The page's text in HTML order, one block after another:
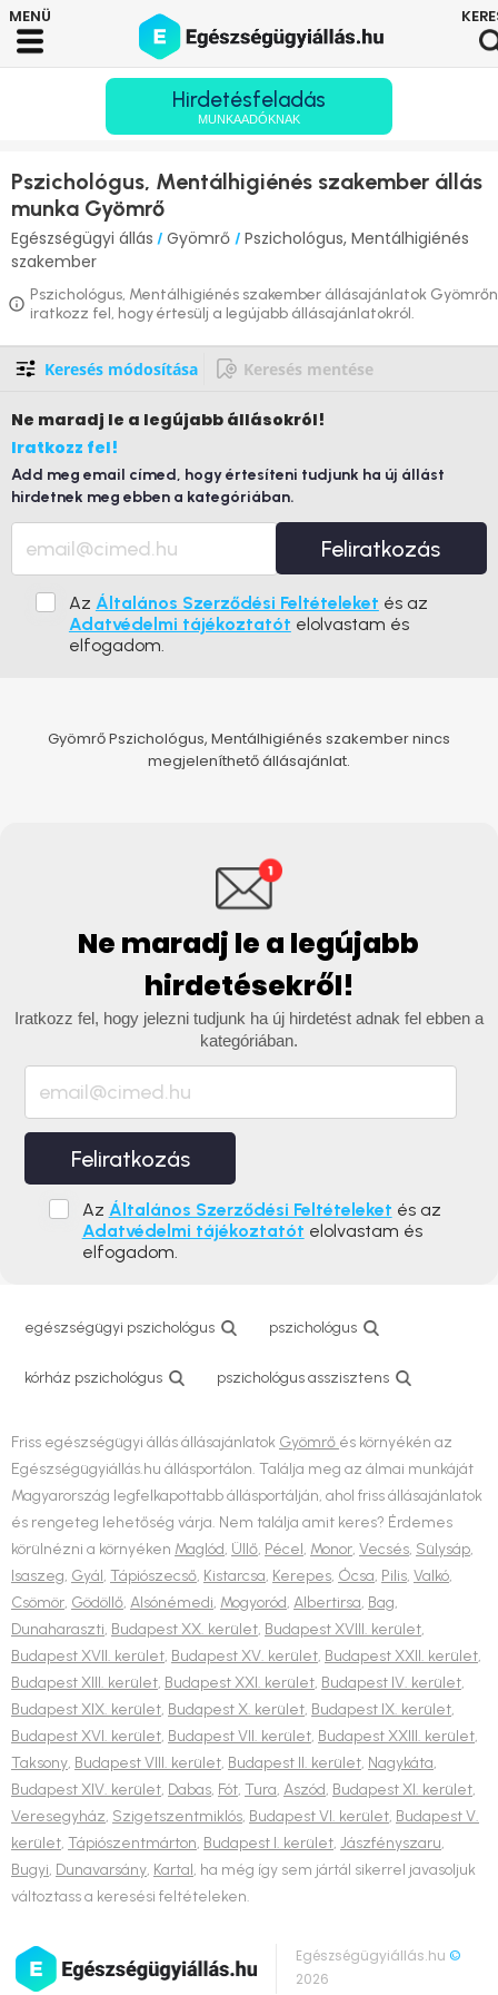
Hirdetésfeladás
MUNKAADÓKNAK
Pszichológus, Mentálhigiénés szakember állás
munka Gyömrő
Egészségügyi állás / Gyömrő / Pszichológus, Mentálhigiénés
szakember
Pszichológus, Mentálhigiénés szakember állásajánlatok Gyömrőn
iratkozz fel, hogy értesülj a legújabb állásajánlatokról.
Keresés módosítása Keresés mentése
Ne maradj le a legújabb állásokról!
Iratkozz fel!
Add meg email címed, hogy értesíteni tudjunk ha új állást
hirdetnek meg ebben a kategóriában.
Feliratkozás
Az Általános Szerződési Feltételeket és az
Adatvédelmi tájékoztatót elolvastam és
elfogadom.
Gyömrő Pszichológus, Mentálhigiénés szakember nincs
megjeleníthető állásajánlat.
Ne maradj le a legújabb
hirdetésekről!
Iratkozz fel, hogy jelezni tudjunk ha új hirdetést adnak fel ebben a
kategóriában.
Feliratkozás
Az Általános Szerződési Feltételeket és az
Adatvédelmi tájékoztatót elolvastam és
elfogadom.
egészségügyi pszichológus pszichológus
kórház pszichológus pszichológus asszisztens
Friss egészségügyi állás állásajánlatok Gyömrő és környékén az
Egészségügyiállás.hu állásportálon. Találja meg az álmai munkáját
Magyarország legfelkapottabb állásportálján, ahol friss állásajánlatok
és rengeteg lehetőség várja. Nem találja amit keres? Érdemes
körülnézni a környéken Maglód, Üllő, Pécel, Monor, Vecsés, Sülysáp,
Isaszeg, Gyál, Tápiószecső, Kistarcsa, Kerepes, Ócsa, Pilis, Valkó,
Csömör, Gödöllő, Alsónémedi, Mogyoród, Albertirsa, Bag,
Dunaharaszti, Budapest XX. kerület, Budapest XVIII. kerület,
Budapest XVII. kerület, Budapest XV. kerület, Budapest XXII. kerület,
Budapest XIII. kerület, Budapest XXI. kerület, Budapest IV. kerület,
Budapest XIX. kerület, Budapest X. kerület, Budapest IX. kerület,
Budapest XVI. kerület, Budapest VII. kerület, Budapest XXIII. kerület,
Taksony, Budapest VIII. kerület, Budapest II. kerület, Nagykáta,
Budapest XIV. kerület, Dabas, Fót, Tura, Aszód, Budapest XI. kerület,
Veresegyház, Szigetszentmiklós, Budapest VI. kerület, Budapest V.
kerület, Tápiószentmárton, Budapest I. kerület, Jászfényszaru,
Bugyi, Dunavarsány, Kartal, ha még így sem jártál sikerrel javasoljuk
változtass a keresési feltételeken.
Egészségügyiállás.hu©
2026